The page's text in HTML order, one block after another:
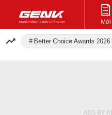
Mới
Better Choice Awards 2026